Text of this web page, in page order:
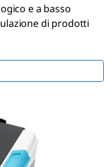
e a basso
di prodotti